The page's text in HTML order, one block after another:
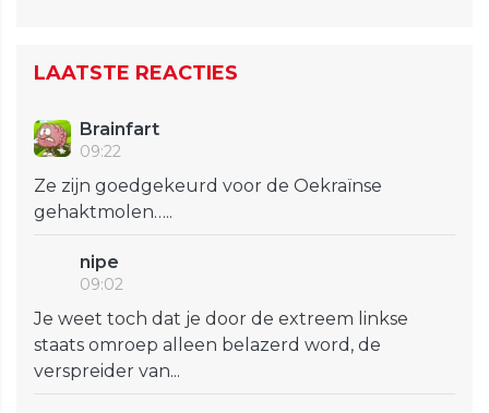
LAATSTE REACTIES
Brainfart
09:22
Ze zijn goedgekeurd voor de Oekraïnse
gehaktmolen…..
nipe
09:02
Je weet toch dat je door de extreem linkse
staats omroep alleen belazerd word, de
verspreider van...